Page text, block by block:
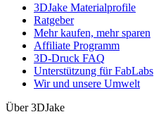
3DJake Materialprofile
Ratgeber
Mehr kaufen, mehr sparen
Affiliate Programm
3D-Druck FAQ
Unterstützung für FabLabs
Wir und unsere Umwelt
Über 3DJake